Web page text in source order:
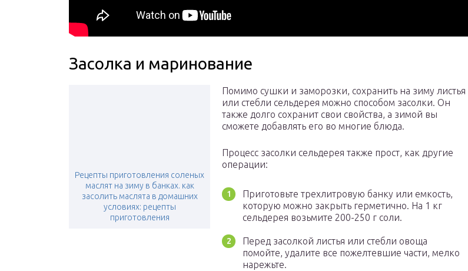
Засолка и маринование
Рецепты приготовления соленых
маслят на зиму в банках. как
засолить маслята в домашних
условиях: рецепты
приготовления
Помимо сушки и заморозки, сохранить на зиму листья
или стебли сельдерея можно способом засолки. Он
также долго сохранит свои свойства, а зимой вы
сможете добавлять его во многие блюда.
Процесс засолки сельдерея также прост, как другие
операции:
Приготовьте трехлитровую банку или емкость,
которую можно закрыть герметично. На 1 кг
сельдерея возьмите 200-250 г соли.
Перед засолкой листья или стебли овоща
помойте, удалите все пожелтевшие части, мелко
нарежьте.